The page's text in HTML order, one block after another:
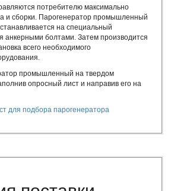
системы
стоимость
установки
котельные
котельных
модульная
котельной
блочно-модульных котельных
потребителю максимально
и сборки. Парогенератор промышленный
на специальный
анкерными болтами. Затем производится
всего необходимого
промышленный на твердом
опросный лист и направив его на
для подбора парогенератора